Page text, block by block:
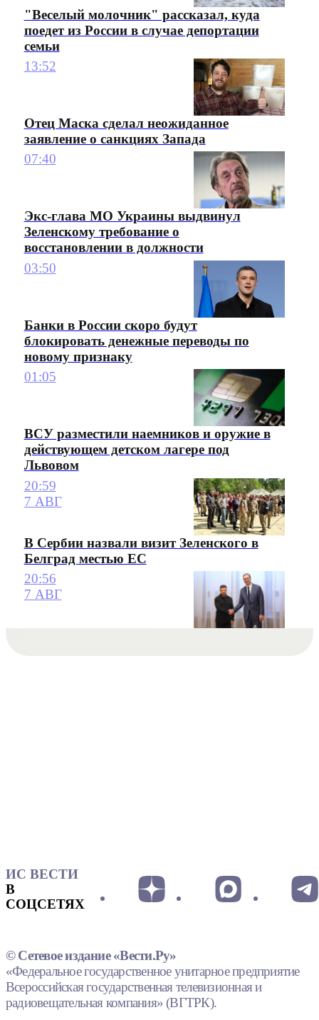
"Веселый молочник" рассказал, куда
поедет из России в случае депортации
семьи
13:52
Отец Маска сделал неожиданное
заявление о санкциях Запада
07:40
Экс-глава МО Украины выдвинул
Зеленскому требование о
восстановлении в должности
03:50
Банки в России скоро будут
блокировать денежные переводы по
новому признаку
01:05
ВСУ разместили наемников и оружие в
действующем детском лагере под
Львовом
20:59
7 АВГ
В Сербии назвали визит Зеленского в
Белград местью ЕС
20:56
7 АВГ
ИС ВЕСТИ
В
СОЦСЕТЯХ
© Сетевое издание «Вести.Ру»
«Федеральное государственное унитарное предприятие
Всероссийская государственная телевизионная и
радиовещательная компания» (ВГТРК).